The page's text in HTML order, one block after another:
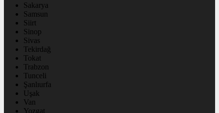
Sakarya
Samsun
Siirt
Sinop
Sivas
Tekirdağ
Tokat
Trabzon
Tunceli
Şanlıurfa
Uşak
Van
Yozgat